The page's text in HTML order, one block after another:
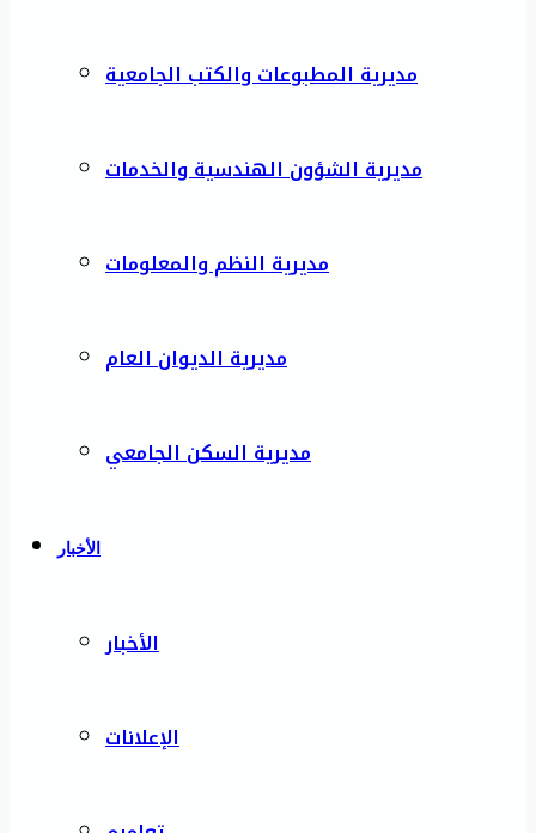
مديرية المطبوعات والكتب الجامعية
مديرية الشؤون الهندسية والخدمات
مديرية النظم والمعلومات
مديرية الديوان العام
مديرية السكن الجامعي
الأخبار
الأخبار
الإعلانات